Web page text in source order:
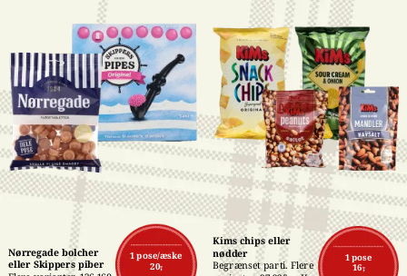
1 pose/æske
20,-
Nørregade bolcher
eller Skippers piber
1 pose
16,-
Kims chips eller
nødder
Begrænset parti. Flere